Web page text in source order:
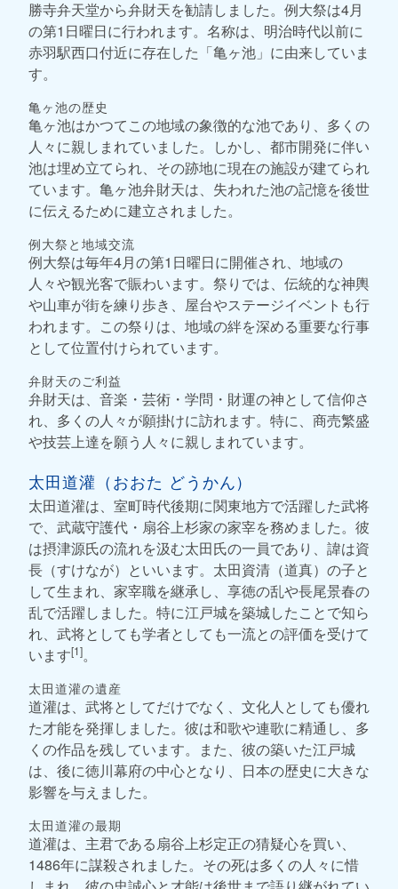
勝寺弁天堂から弁財天を勧請しました。例大祭は4月
の第1日曜日に行われます。名称は、明治時代以前に
赤羽駅西口付近に存在した「亀ヶ池」に由来していま
す。
亀ヶ池の歴史
亀ヶ池はかつてこの地域の象徴的な池であり、多くの
人々に親しまれていました。しかし、都市開発に伴い
池は埋め立てられ、その跡地に現在の施設が建てられ
ています。亀ヶ池弁財天は、失われた池の記憶を後世
に伝えるために建立されました。
例大祭と地域交流
例大祭は毎年4月の第1日曜日に開催され、地域の
人々や観光客で賑わいます。祭りでは、伝統的な神輿
や山車が街を練り歩き、屋台やステージイベントも行
われます。この祭りは、地域の絆を深める重要な行事
として位置付けられています。
弁財天のご利益
弁財天は、音楽・芸術・学問・財運の神として信仰さ
れ、多くの人々が願掛けに訪れます。特に、商売繁盛
や技芸上達を願う人々に親しまれています。
太田道灌（おおた どうかん）
太田道灌は、室町時代後期に関東地方で活躍した武将
で、武蔵守護代・扇谷上杉家の家宰を務めました。彼
は摂津源氏の流れを汲む太田氏の一員であり、諱は資
長（すけなが）といいます。太田資清（道真）の子と
して生まれ、家宰職を継承し、享徳の乱や長尾景春の
乱で活躍しました。特に江戸城を築城したことで知ら
れ、武将としても学者としても一流との評価を受けて
います[1]。
太田道灌の遺産
道灌は、武将としてだけでなく、文化人としても優れ
た才能を発揮しました。彼は和歌や連歌に精通し、多
くの作品を残しています。また、彼の築いた江戸城
は、後に徳川幕府の中心となり、日本の歴史に大きな
影響を与えました。
太田道灌の最期
道灌は、主君である扇谷上杉定正の猜疑心を買い、
1486年に謀殺されました。その死は多くの人々に惜